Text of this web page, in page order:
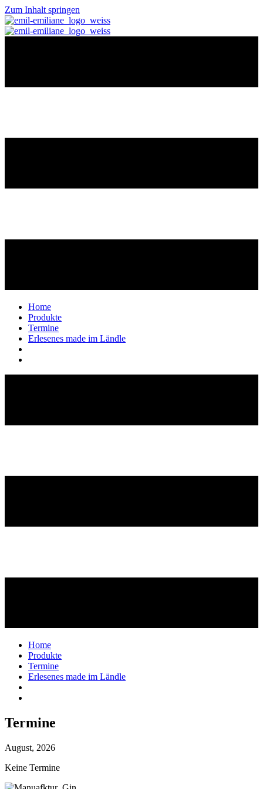
Zum Inhalt springen
Home
Produkte
Termine
Erlesenes made im Ländle
Home
Produkte
Termine
Erlesenes made im Ländle
Termine
August, 2026
Keine Termine